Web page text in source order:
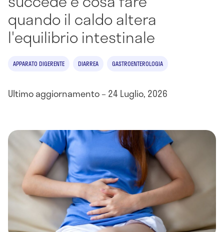
quando il caldo altera
l'equilibrio intestinale
APPARATO DIGERENTE DIARREA GASTROENTEROLOGIA
Ultimo aggiornamento – 24 Luglio, 2026